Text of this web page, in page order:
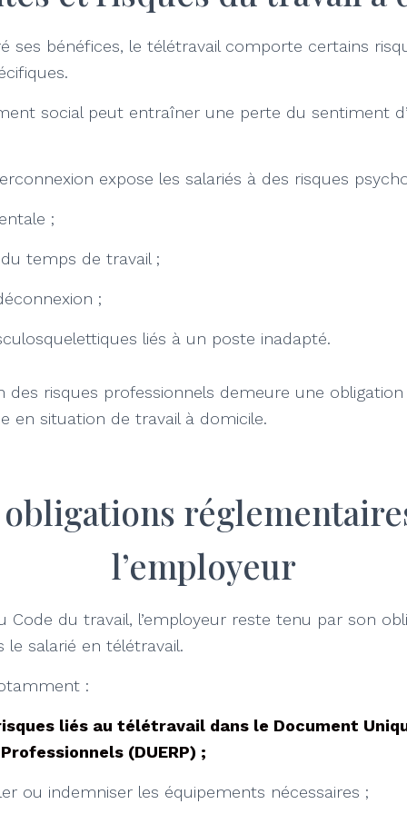
ses bénéfices, le télétravail comporte certains
social peut entraîner une perte du sentiment
expose les salariés à des risques
;
temps de travail ;
;
liés à un poste inadapté.
des risques professionnels demeure une
en situation de travail à domicile.
l’employeur
Code du travail, l’employeur reste tenu par son
le salarié en télétravail.
:
liés au télétravail dans le Document
(DUERP) ;
ou indemniser les équipements nécessaires ;